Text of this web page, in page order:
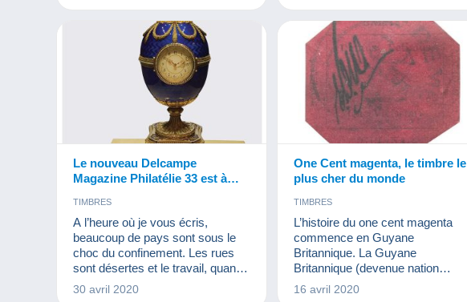
le bureau de poste de la ville
d’Alexandria en Virginie aux
MONNAIES & BILLETS
MUSIQUE ET INSTRUMENTS
PARFUMS
PHOTOGRAPHIE
PIN'S
PUBLICITÉ
SPORTS
TÉLÉCARTES
TIMBRES
VIEUX DOCUMENTS
VINYLES
Professeur émérite en
communication d’une des plus
prestigieuses universités belges,
il nous fait le plaisir de répondre à
nos questions.
Le nouveau Delcampe
Magazine Philatélie 33 est à
TIMBRES
A l’heure où je vous écris,
beaucoup de pays sont sous le
choc du confinement. Les rues
sont désertes et le travail, quand il
peut se faire, s’effectue pour
30 avril 2020
One Cent magenta, le timbre le
plus cher du monde
TIMBRES
L’histoire du one cent magenta
commence en Guyane
Britannique. La Guyane
Britannique (devenue nation
indépendante de Guyana en
16 avril 2020